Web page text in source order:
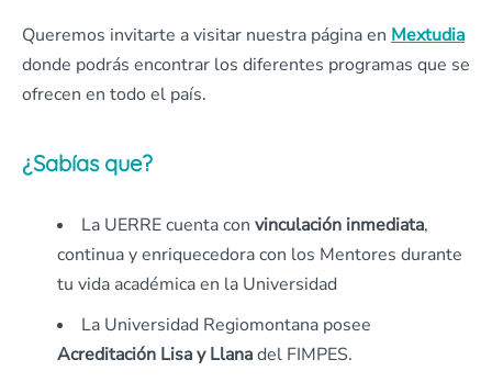
Queremos invitarte a visitar nuestra página en Mextudia
donde podrás encontrar los diferentes programas que se
ofrecen en todo el país.
¿Sabías que?
La UERRE cuenta con vinculación inmediata,
continua y enriquecedora con los Mentores durante
tu vida académica en la Universidad
La Universidad Regiomontana posee
Acreditación Lisa y Llanadel FIMPES.